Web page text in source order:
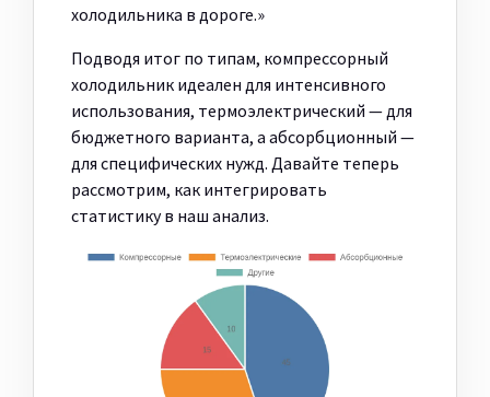
холодильника в дороге.»
Подводя итог по типам, компрессорный
холодильник идеален для интенсивного
использования, термоэлектрический — для
бюджетного варианта, а абсорбционный —
для специфических нужд. Давайте теперь
рассмотрим, как интегрировать
статистику в наш анализ.